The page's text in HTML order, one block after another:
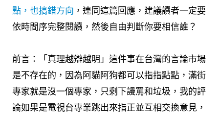
點，也搞錯方向 ，連同這篇回應，建議讀者一定要
依時間序完整閱讀，然後自由判斷你要相信誰？
前言：「真理越辯越明」這件事在台灣的言論市場
是不存在的，因為阿貓阿狗都可以指指點點，滿街
專家就是沒一個專家，只剩下謾罵和垃圾，我的評
論如果是電視台專業跳出來指正並互相交換意見，